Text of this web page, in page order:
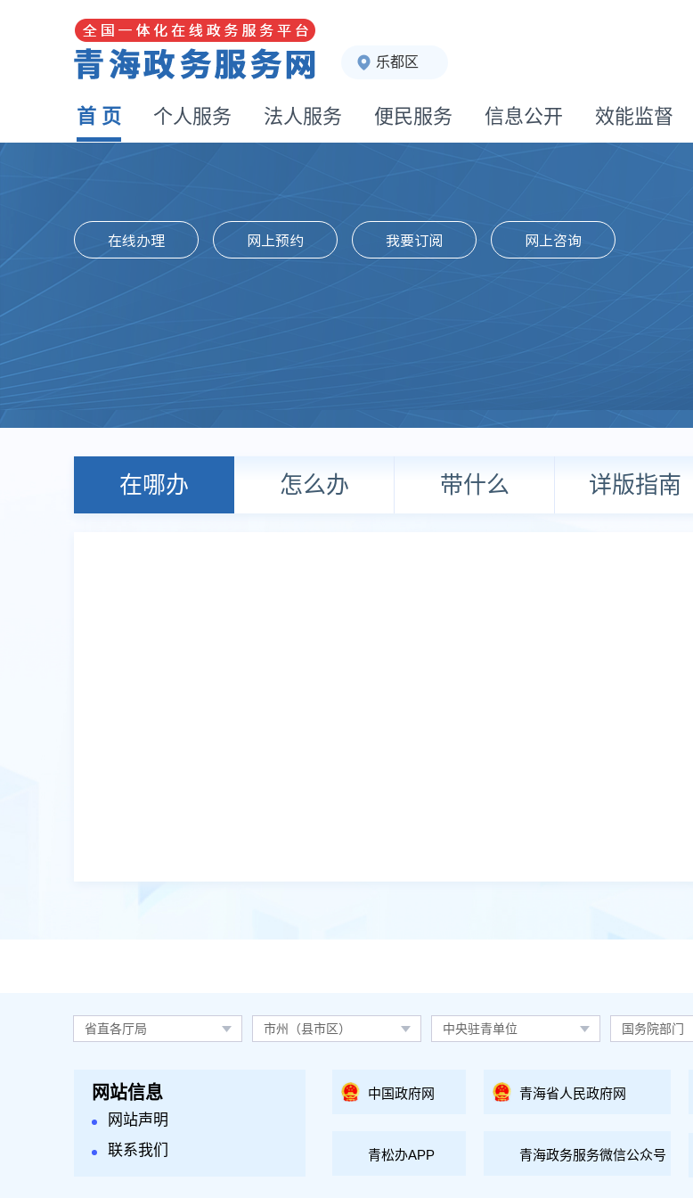
乐都区
首 页 个人服务 法人服务 便民服务 信息公开 效能监督
在线办理 网上预约 我要订阅 网上咨询
在哪办 怎么办 带什么 详版指南
省直各厅局 市州（县市区） 中央驻青单位 国务院部门
网站信息
网站声明
联系我们
中国政府网
青松办APP
青海省人民政府网
青海政务服务微信公众号